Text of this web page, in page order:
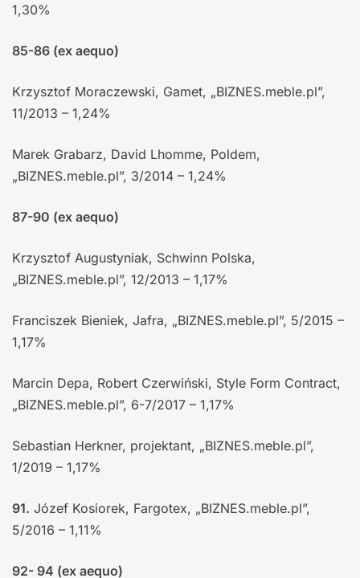
1,30%
85-86 (ex aequo)
Krzysztof Moraczewski, Gamet, „BIZNES.meble.pl”,
11/2013 – 1,24%
Marek Grabarz, David Lhomme, Poldem,
„BIZNES.meble.pl”, 3/2014 – 1,24%
87-90 (ex aequo)
Krzysztof Augustyniak, Schwinn Polska,
„BIZNES.meble.pl”, 12/2013 – 1,17%
Franciszek Bieniek, Jafra, „BIZNES.meble.pl”, 5/2015 –
1,17%
Marcin Depa, Robert Czerwiński, Style Form Contract,
„BIZNES.meble.pl”, 6-7/2017 – 1,17%
Sebastian Herkner, projektant, „BIZNES.meble.pl”,
1/2019 – 1,17%
91. Józef Kosiorek, Fargotex, „BIZNES.meble.pl”,
5/2016 – 1,11%
92- 94 (ex aequo)